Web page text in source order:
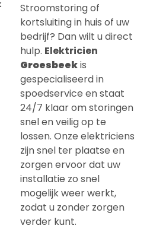
Stroomstoring of
kortsluiting in huis of uw
bedrijf? Dan wilt u direct
hulp. Elektricien
Groesbeekis
gespecialiseerd in
spoedservice en staat
24/7 klaar om storingen
snel en veilig op te
lossen. Onze elektriciens
zijn snel ter plaatse en
zorgen ervoor dat uw
installatie zo snel
mogelijk weer werkt,
zodat u zonder zorgen
verder kunt.